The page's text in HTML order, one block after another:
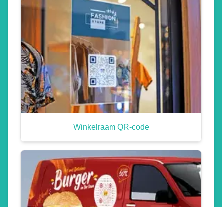
Winkelraam QR-code